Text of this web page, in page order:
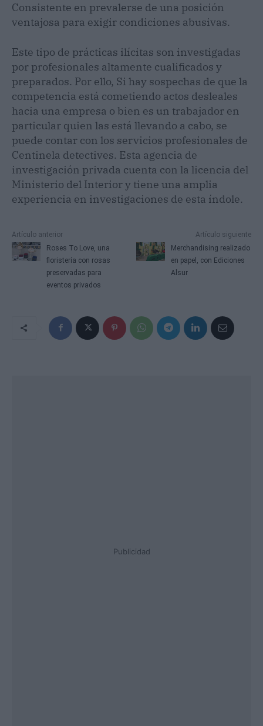
Consistente en prevalerse de una posición
ventajosa para exigir condiciones abusivas.
Este tipo de prácticas ilícitas son investigadas
por profesionales altamente cualificados y
preparados. Por ello, Si hay sospechas de que la
competencia está cometiendo actos desleales
hacia una empresa o bien es un trabajador en
particular quien las está llevando a cabo, se
puede contar con los servicios profesionales de
Centinela detectives. Esta agencia de
investigación privada cuenta con la licencia del
Ministerio del Interior y tiene una amplia
experiencia en investigaciones de esta índole.
Artículo anterior
Roses To Love, una
floristería con rosas
preservadas para
eventos privados
Artículo siguiente
Merchandising realizado
en papel, con Ediciones
Alsur
Publicidad